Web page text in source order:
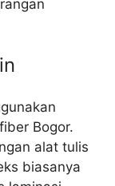
Bogor.
alat tulis
biasanya